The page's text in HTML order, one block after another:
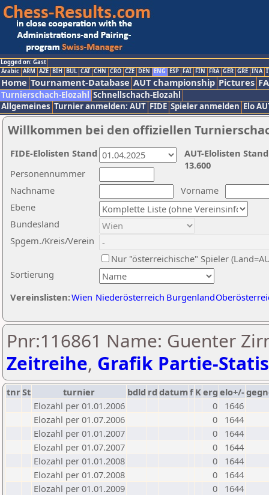
Logged on: Gast
Arabic ARM AZE BIH BUL CAT CHN CRO CZE DEN ENG ESP FAI FIN FRA GER GRE INA
Home Tournament-Database AUT championship Pictures
Turnierschach-Elozahl Schnellschach-Elozahl
Allgemeines Turnier anmelden: AUT FIDE Spieler anmelden Elo
Willkommen bei den offiziellen
Nachname
Vorname
Ebene
Sortierung
Personennummer
Bundesland
Spgem./Kreis/Verein
Nur "österreichische" Spieler
Vereinslisten:Wien Niederösterreich Burgenland
AUT-Elolisten
13.600
FIDE-Elolisten Stand
Pnr:116861 Name: Guenter
Zeitreihe, Grafik Partie-
tnrSt turnier bdld rd datumf Kerg elo+/-
Elozahl per 01.01.2006
0
1646
Elozahl per 01.07.2006
0
1644
Elozahl per 01.01.2007
0
1644
Elozahl per 01.07.2007
0
1644
Elozahl per 01.01.2008
0
1644
Elozahl per 01.07.2008
0
1644
Elozahl per 01.01.2009
0
1644